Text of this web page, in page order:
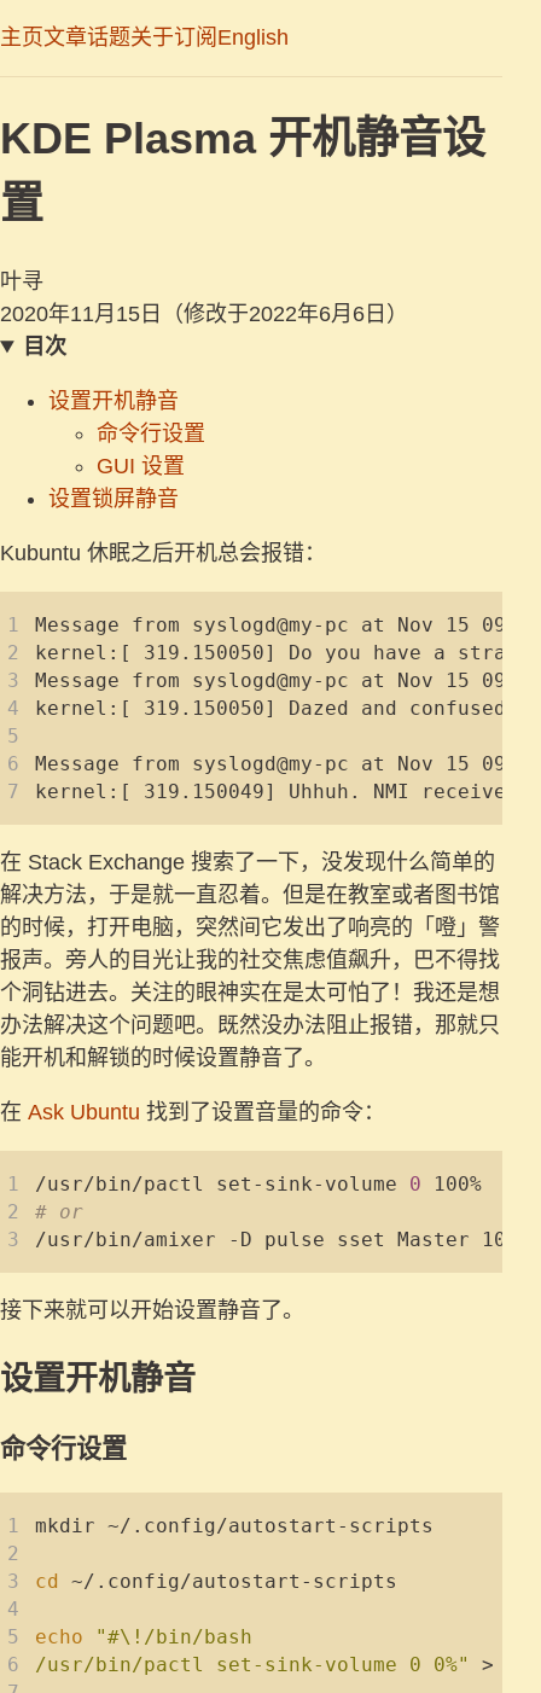
主页文章话题关于订阅 English
KDE Plasma 开机静音设
置
叶寻
2020年11月15日
（修改于2022年6月6日）
目次
设置开机静音
命令行设置
GUI 设置
设置锁屏静音
Kubuntu 休眠之后开机总会报错：
在 Stack Exchange 搜索了一下，没发现什么简单的
解决方法，于是就一直忍着。但是在教室或者图书馆
的时候，打开电脑，突然间它发出了响亮的「噔」警
报声。旁人的目光让我的社交焦虑值飙升，巴不得找
个洞钻进去。关注的眼神实在是太可怕了！我还是想
办法解决这个问题吧。既然没办法阻止报错，那就只
能开机和解锁的时候设置静音了。
在 Ask Ubuntu 找到了设置音量的命令：
/usr/bin/pactl set-sink-volume 0
# or
接下来就可以开始设置静音了。
设置开机静音
命令行设置
cd
echo
/usr/bin/pactl set-sink-volume 0 0%"